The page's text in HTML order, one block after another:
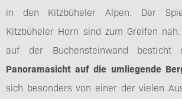
in den Kitzbüheler Alpen. Der
Kitzbüheler Horn sind zum Greifen
auf der Buchensteinwand
Panoramasicht auf die umliegende
sich besonders von einer der vielen